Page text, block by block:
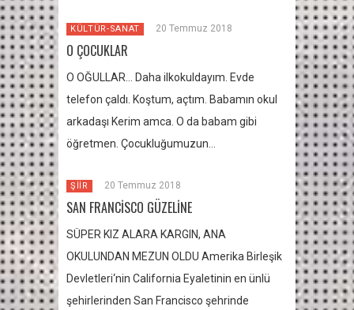
KÜLTÜR-SANAT 20 Temmuz 2018
O ÇOCUKLAR
O OĞULLAR… Daha ilkokuldayım. Evde
telefon çaldı. Koştum, açtım. Babamın okul
arkadaşı Kerim amca. O da babam gibi
öğretmen. Çocukluğumuzun…
ŞİİR 20 Temmuz 2018
SAN FRANCİSCO GÜZELİNE
SÜPER KIZ ALARA KARGIN, ANA
OKULUNDAN MEZUN OLDU Amerika Birleşik
Devletleri‘nin California Eyaletinin en ünlü
şehirlerinden San Francisco şehrinde